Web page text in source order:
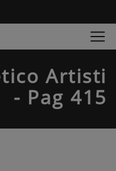
Artisti
- Pag 415